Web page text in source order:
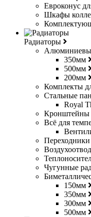
Евроконус
Шкафы
Радиаторы
350мм
500мм
200мм
Комплекты
Стальные
Royal
Кронштейны
Всё для
Переходники
Чугунные
150мм
350мм
300мм
500мм